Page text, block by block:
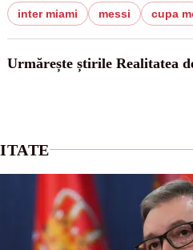
inter miami messi cupa
Urmărește știrile Realitatea